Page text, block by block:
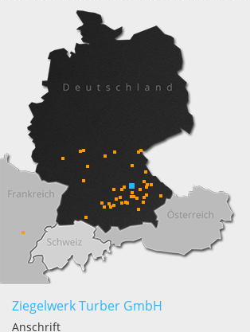
Ziegelwerk Turber GmbH
Anschrift